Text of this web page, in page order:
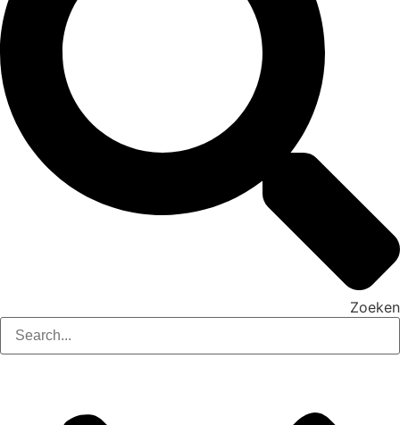
Zoeken